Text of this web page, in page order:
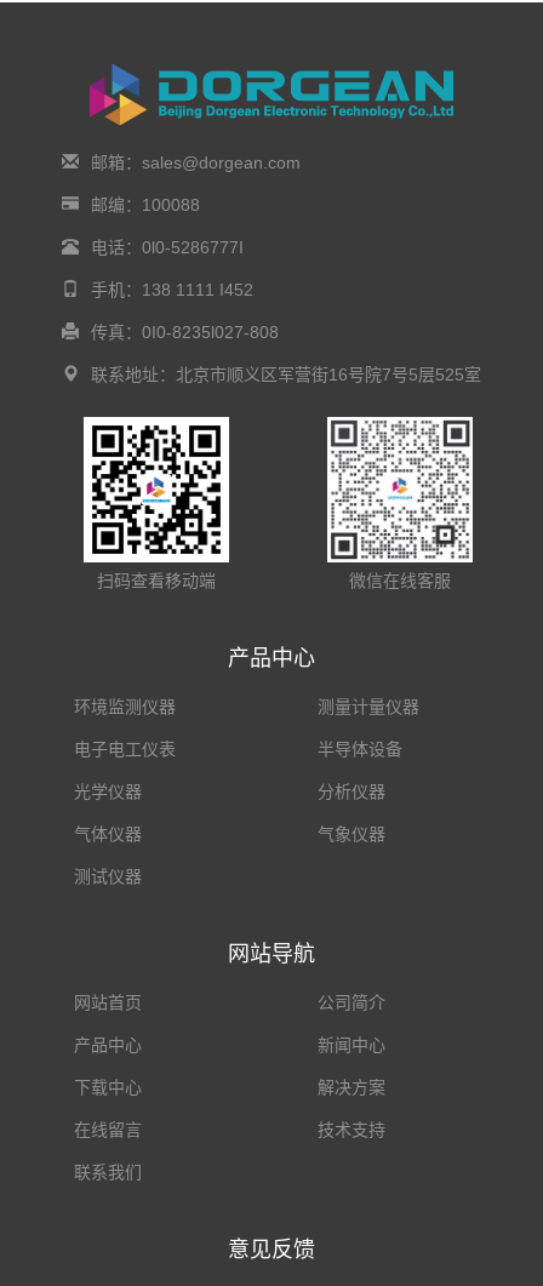
邮箱：sales@dorgean.com
邮编：100088
电话：0l0-5286777I
手机：138 1111 I452
传真：0I0-8235l027-808
联系地址：北京市顺义区军营街16号院7号5层525室
扫码查看移动端 微信在线客服
产品中心
环境监测仪器 测量计量仪器
电子电工仪表 半导体设备
光学仪器 分析仪器
气体仪器 气象仪器
测试仪器
网站导航
网站首页 公司简介
产品中心 新闻中心
下载中心 解决方案
在线留言 技术支持
联系我们
意见反馈